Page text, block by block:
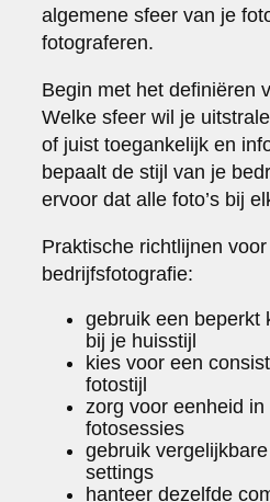
algemene sfeer van je
fotograferen.
Begin met het definiëren
Welke sfeer wil je
of juist toegankelijk en
bepaalt de stijl van je
ervoor dat alle foto’s bij
Praktische richtlijnen
bedrijfsfotografie:
gebruik een beperkt
bij je huisstijl
kies voor een
fotostijl
zorg voor eenheid
fotosessies
gebruik
settings
hanteer dezelfde